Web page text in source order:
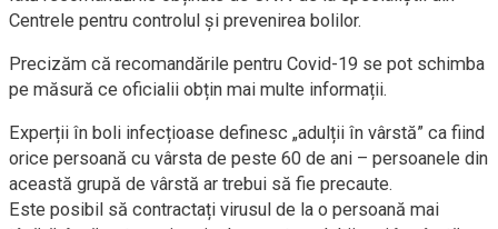
Centrele pentru controlul și prevenirea bolilor.
Precizăm că recomandările pentru Covid-19 se pot schimba
pe măsură ce oficialii obțin mai multe informații.
Experții în boli infecțioase definesc „adulții în vârstă” ca fiind
orice persoană cu vârsta de peste 60 de ani – persoanele din
această grupă de vârstă ar trebui să fie precaute.
Este posibil să contractați virusul de la o persoană mai